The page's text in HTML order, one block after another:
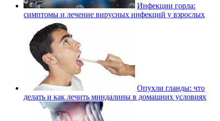
Инфекции горла:
симптомы и лечение вирусных инфекций у взрослых
Опухли гланды: что
делать и как лечить миндалины в домашних условиях